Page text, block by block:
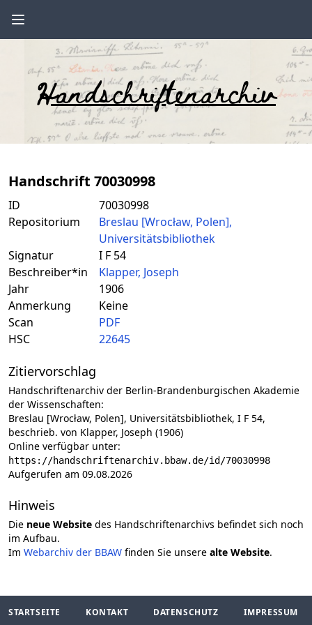
Handschriftenarchiv
Handschrift 70030998
ID
70030998
Repositorium
Breslau [Wrocław, Polen],
Universitätsbibliothek
Signatur
I F 54
Beschreiber*in
Klapper, Joseph
Jahr
1906
Anmerkung
Keine
Scan
PDF
HSC
22645
Zitiervorschlag
Handschriftenarchiv der Berlin-Brandenburgischen Akademie
der Wissenschaften:
Breslau [Wrocław, Polen], Universitätsbibliothek, I F 54,
beschrieb. von Klapper, Joseph (1906)
Online verfügbar unter:
https://handschriftenarchiv.bbaw.de/id/70030998
Aufgerufen am 09.08.2026
Hinweis
Die neue Website des Handschriftenarchivs befindet sich noch
im Aufbau.
Im Webarchiv der BBAW finden Sie unsere alte Website.
STARTSEITE KONTAKT DATENSCHUTZ IMPRESSUM